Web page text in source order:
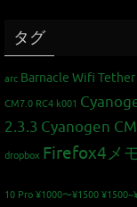
タグ
arc Barnacle Wifi Tether
CM7.0 RC4 k001
2.3.3 Cyanogen
dropbox Firefox4メ
10 Pro ¥1000〜¥1500